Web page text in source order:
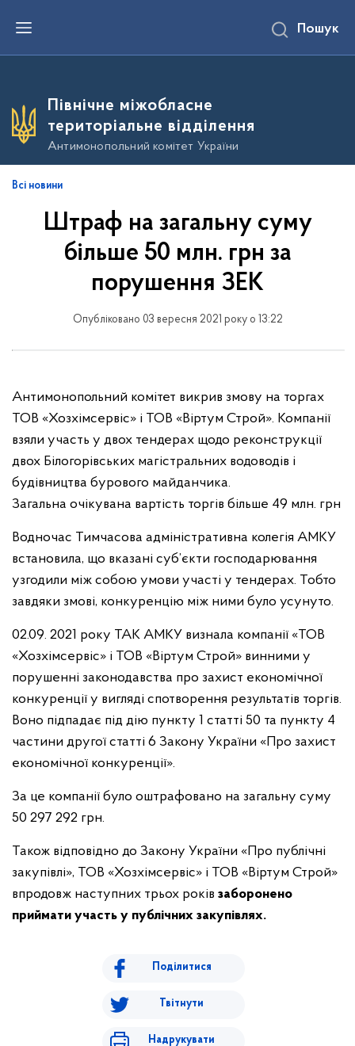
е
о
о
в
Пошук
Північне міжобласне
територіальне відділення
Антимонопольний комітет України
Всі новини
Штраф на загальну суму
більше 50 млн. грн за
порушення ЗЕК
Опубліковано 03 вересня 2021 року о 13:22
Антимонопольний комітет викрив змову на торгах
ТОВ «Хозхімсервіс» і ТОВ «Віртум Строй». Компанії
взяли участь у двох тендерах щодо реконструкції
двох Білогорівських магістральних водоводів і
будівництва бурового майданчика.
Загальна очікувана вартість торгів більше 49 млн. грн
Водночас Тимчасова адміністративна колегія АМКУ
встановила, що вказані суб’єкти господарювання
узгодили між собою умови участі у тендерах. Тобто
завдяки змові, конкуренцію між ними було усунуто.
02.09. 2021 року ТАК АМКУ визнала компанії «ТОВ
«Хозхімсервіс» і ТОВ «Віртум Строй» винними у
порушенні законодавства про захист економічної
конкуренції у вигляді спотворення результатів торгів.
Воно підпадає під дію пункту 1 статті 50 та пункту 4
частини другої статті 6 Закону України «Про захист
економічної конкуренції».
За це компанії було оштрафовано на загальну суму
50 297 292 грн.
Також відповідно до Закону України «Про публічні
закупівлі», ТОВ «Хозхімсервіс» і ТОВ «Віртум Строй»
впродовж наступних трьох років заборонено
приймати участь у публічних закупівлях.
Поділитися
Твітнути
Надрукувати